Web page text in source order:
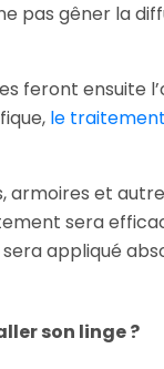
pas gêner la
feront ensuite
le
armoires et
sera
appliqué
son linge ?